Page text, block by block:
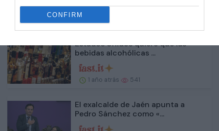
CONFIRM
Estados Unidos quiere que las
bebidas alcohólicas ...
1 año atrás 541
El exalcalde de Jaén apunta a
Pedro Sánchez como «...